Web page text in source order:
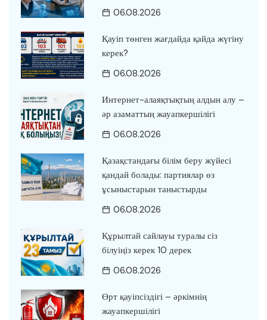
06.08.2026
Қауіп төнген жағдайда қайда жүгіну
керек?
06.08.2026
Интернет-алаяқтықтың алдын алу –
әр азаматтың жауапкершілігі
06.08.2026
Қазақстандағы білім беру жүйесі
қандай болады: партиялар өз
ұсыныстарын таныстырды
06.08.2026
Құрылтай сайлауы туралы сіз
білуіңіз керек 10 дерек
06.08.2026
Өрт қауіпсіздігі – әркімнің
жауапкершілігі